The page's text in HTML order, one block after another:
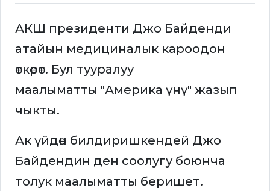
АКШ президенти Джо Байденди
атайын медициналык кароодон
өткөрөт. Бул тууралуу
маалыматты "Америка үнү" жазып
чыкты.
Ак үйдөн билдиришкендей Джо
Байдендин ден соолугу боюнча
толук маалыматты беришет.